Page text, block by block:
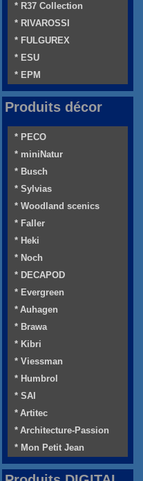
* R37 Collection
* RIVAROSSI
* FULGUREX
* ESU
* EPM
Produits décor
* PECO
* miniNatur
* Busch
* Sylvias
* Woodland scenics
* Faller
* Heki
* Noch
* DECAPOD
* Evergreen
* Auhagen
* Brawa
* Kibri
* Viessman
* Humbrol
* SAI
* Artitec
* Architecture-Passion
* Mon Petit Jean